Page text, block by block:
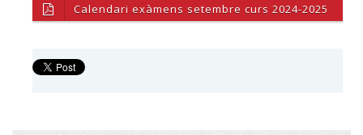
Calendari exàmens setembre curs 2024-2025